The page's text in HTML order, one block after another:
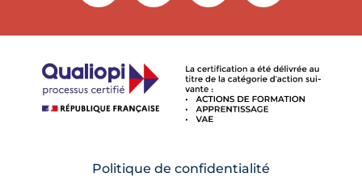
Politique de confidentialité